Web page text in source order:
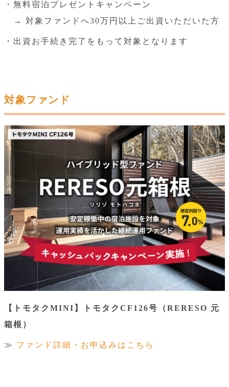
・無料宿泊プレゼントキャンペーン
→ 対象ファンドへ30万円以上ご出資いただいた方
・出資お手続き完了をもって対象となります
対象ファンド
【トモタクMINI】トモタクCF126号（RERESO 元
箱根）
≫ ファンド詳細・お申込みはこちら